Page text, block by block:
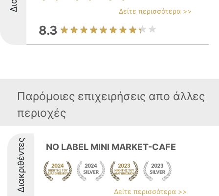
Δείτε περισσότερα >>
8.3
Παρόμοιες επιχειρήσεις απο άλλες
περιοχές
Διακριθέντες NO LABEL MINI MARKET-CAFE
Δείτε περισσότερα >>